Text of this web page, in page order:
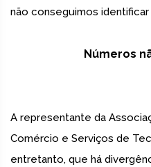
não conseguimos identificar
Números
A representante da
Comércio e Serviços de
entretanto, que há